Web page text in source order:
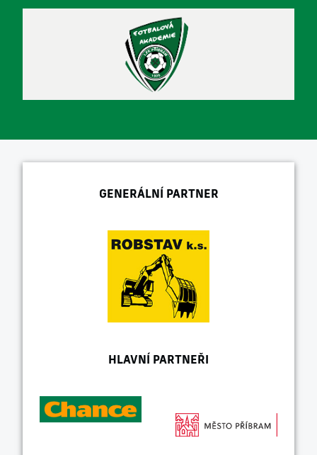
GENERÁLNÍ PARTNER
HLAVNÍ PARTNEŘI